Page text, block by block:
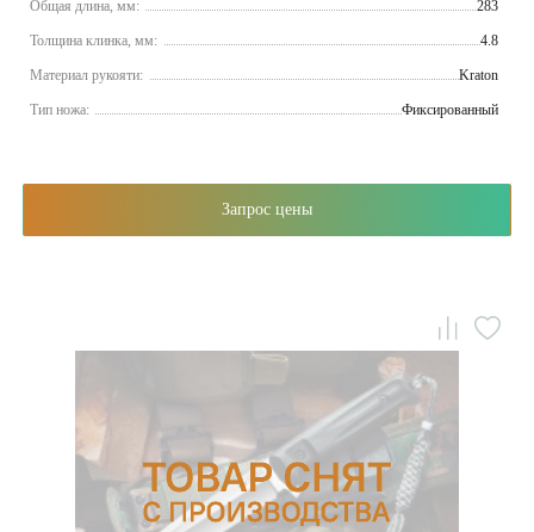
Общая длина, мм: 283
Толщина клинка, мм: 4.8
Материал рукояти: Kraton
Тип ножа: Фиксированный
Запрос цены